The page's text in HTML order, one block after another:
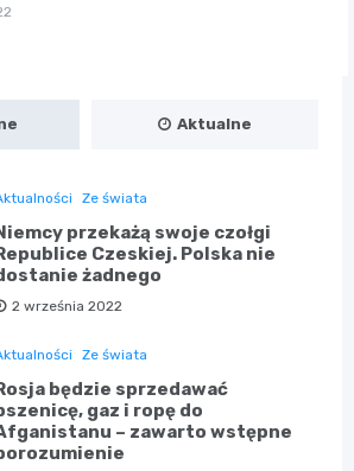
Aktualne
Ze świata
przekażą swoje czołgi
Czeskiej. Polska nie
żadnego
2 września 2022
Ze świata
będzie sprzedawać
gaz i ropę do
– zawarto wstępne